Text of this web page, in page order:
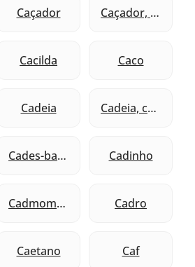
Caçador Caçador, caça
Cacilda Caco
Cadeia Cadeia, colar
Cades-barnéia Cadinho
Cadmomeu Cadro
Caetano Caf